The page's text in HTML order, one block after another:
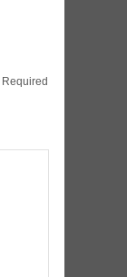
Required